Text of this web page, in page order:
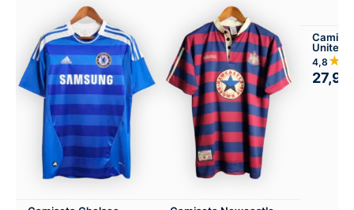
United
4,8
27,99